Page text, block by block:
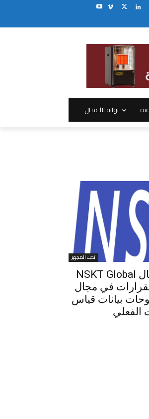
بوابة الأعمال
تحت المجهر
إن إس كي تي جلوبال NSKT Global
في مجال
بيانات قياس
الفعلي